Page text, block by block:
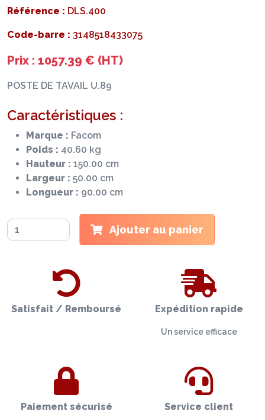
Référence : DLS.400
Code-barre : 3148518433075
Prix : 1057.39 € (HT)
POSTE DE TAVAIL U.89
Caractéristiques :
Marque : Facom
Poids : 40.60 kg
Hauteur : 150.00 cm
Largeur : 50.00 cm
Longueur : 90.00 cm
Ajouter au panier
Satisfait / Remboursé Expédition rapide
Un service efficace
Paiement sécurisé Service client